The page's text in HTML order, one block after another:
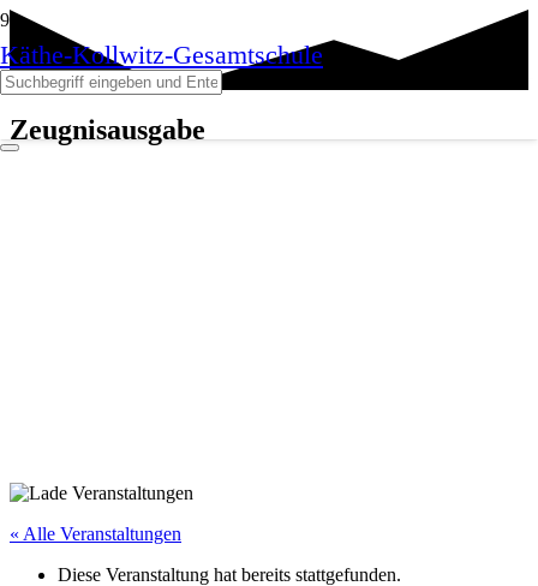
Käthe-Kollwitz-Gesamtschule
Zeugnisausgabe
« Alle Veranstaltungen
Diese Veranstaltung hat bereits stattgefunden.